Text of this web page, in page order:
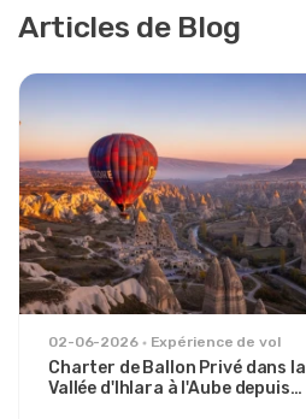
Articles de Blog
02-06-2026 Expérience de vol
Charter de Ballon Privé dans la
Vallée d'Ihlara à l'Aube depuis